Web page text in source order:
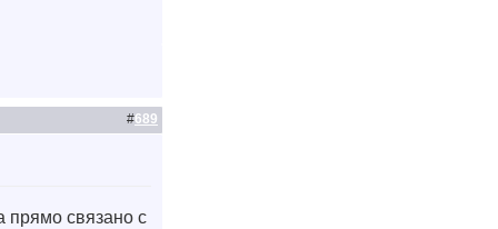
#689
прямо связано с